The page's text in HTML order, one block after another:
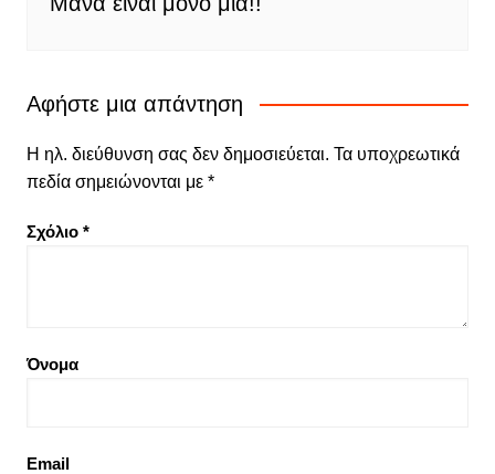
Αφήστε μια απάντηση
Η ηλ. διεύθυνση σας δεν δημοσιεύεται. Τα υποχρεωτικά
πεδία σημειώνονται με *
Σχόλιο *
Όνομα
Email